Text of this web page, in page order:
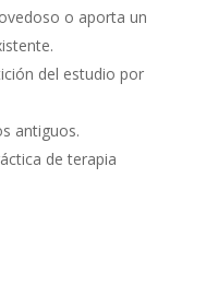
o aporta un
del estudio por
antiguos.
de terapia